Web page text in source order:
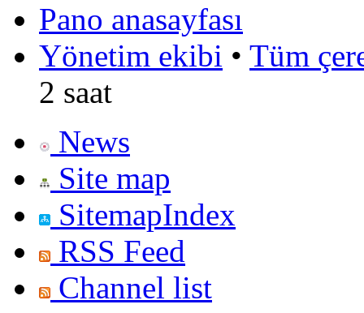
Pano anasayfası
Yönetim ekibi • Tüm
2 saat
News
Site map
SitemapIndex
RSS Feed
Channel list